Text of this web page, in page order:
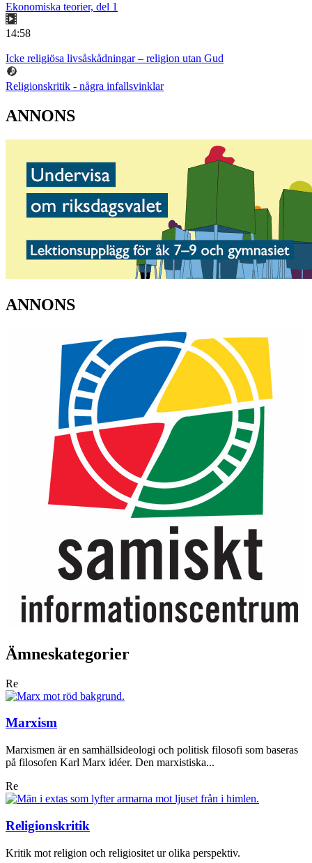
Ekonomiska teorier, del 1
14:58
Icke religiösa livsåskådningar – religion utan Gud
Religionskritik - några infallsvinklar
ANNONS
ANNONS
Ämneskategorier
Re
Marxism
Marxismen är en samhällsideologi och politisk filosofi som baseras
på filosofen Karl Marx idéer. Den marxistiska...
Re
Religionskritik
Kritik mot religion och religiositet ur olika perspektiv.